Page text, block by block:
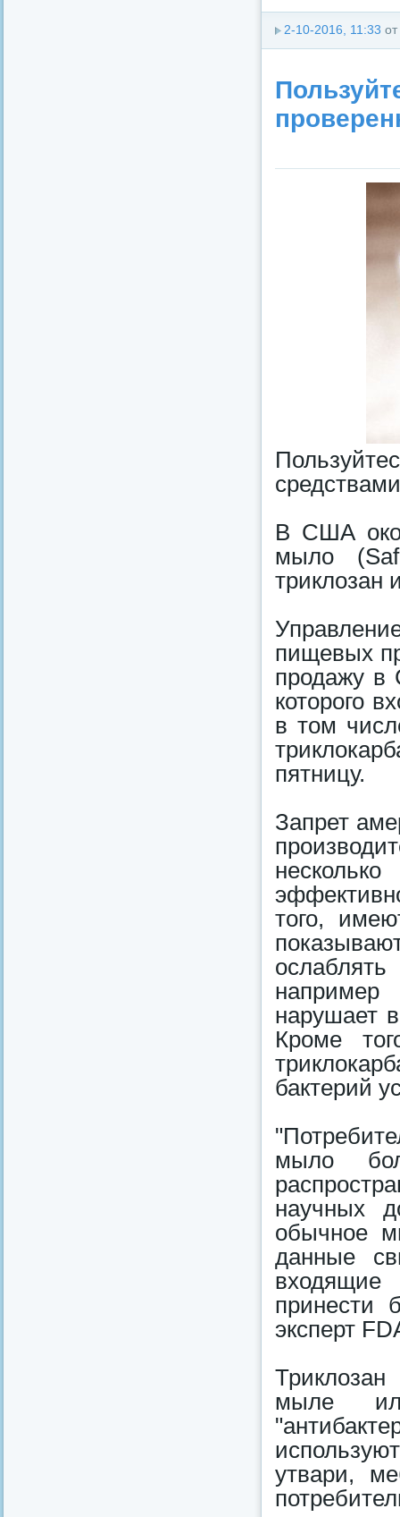
2-10-2016, 11:33 от
В США
мыло
триклозан
пищевых
продажу в
которого
в том
пятницу.
Запрет
того,
нарушает
Кроме
бактерий
мыло
научных
обычное
данные
входящие
принести
эксперт
мыле
утвари,